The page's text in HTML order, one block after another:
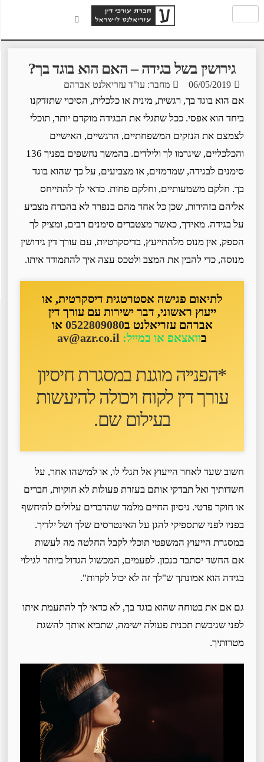
גירושין בשל בגידה – האם הוא בוגד בך?
06/05/2019 מחבר: עו"ד עזריאלנט אברהם
אם הוא בוגד בך, רגשית, מינית או כלכלית, הסיכוי שתזדקנו
ביחד הוא אפסי. ככל שתגלי את הבגידה מוקדם יותר, תוכלי
לצמצם את הנזקים המשפחתיים, הרגשיים, האישיים
והכלכליים, שיגרמו לך ולילדים. בהמשך נחשפים בפניך 136
סימנים לבגידה, שמרמזים, או מצביעים, על כך שהוא בוגד
בך. חלקם משמעותיים, וחלקם פחות. כדאי לך להתייחס
אליהם בזהירות, שכן כל אחד מהם בנפרד לא בהכרח מצביע
על בגידה. מאידך, כאשר מצטברים סימנים רבים, ומציק לך
הספק, אין מנוס מלהתייעץ, בדיסקרטיות, עם עורך דין גירושין
מנוסה, כדי להבין את המצב ולטכס עצה איך להתמודד איתו.
לתיאום פגישה אסטרטגית דיסקרטית, או
ייעוץ ראשוני, דבר ישירות עם עורך דין
אברהם עזריאלנט ב0522809080או
בוואצאפ או במייל:av@azr.co.il
*הפנייה מוגנת במסגרת חיסיון
עורך דין לקוח ו יכולה להיעשות
בעילום שם.
חשוב שעד לאחר הייעוץ אל תגלי לו, או למישהו אחר, על
חשדותיך ואל תבדקי אותם בעזרת פעולות לא חוקיות, חברים
או חוקר פרטי. ניסיון החיים מלמד שהדברים עלולים להיחשף
בפניו לפני שתספיקי להגן על האינטרסים שלך ושל ילדיך.
במסגרת הייעוץ המשפטי תוכלי לקבל החלטה מה לעשות
אם החשד יסתבר כנכון. לפעמים, המכשול הגדול ביותר לגילוי
בגידה הוא אמונתך ש"לך זה לא יכול לקרות".
גם אם את בטוחה שהוא בוגד בך, לא כדאי לך להתעמת איתו
לפני שגיבשת תכנית פעולה ישימה, שתביא אותך להשגת
מטרותיך.